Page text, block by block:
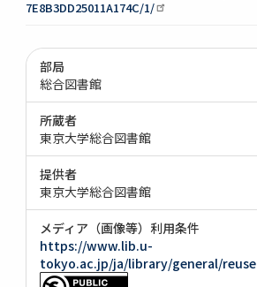
7E8B3DD25011A174C/1/
部局
総合図書館
所蔵者
東京大学総合図書館
提供者
東京大学総合図書館
メディア（画像等）利用条件
https://www.lib.u-
tokyo.ac.jp/ja/library/general/reuse